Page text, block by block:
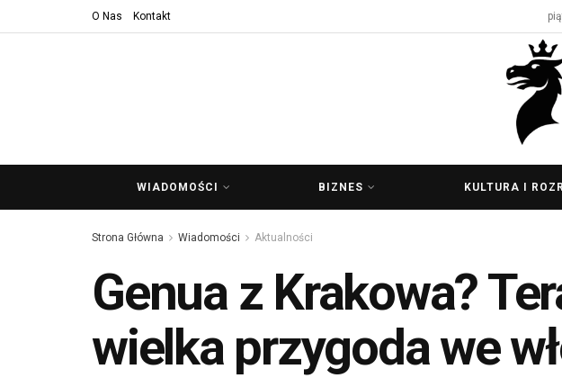
O Nas Kontakt
WIADOMOŚCI BIZNES KULTURA I
Strona Główna Wiadomości Aktualności
Genua z Krakowa?
wielka przygoda we